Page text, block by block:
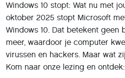
Windows 10 stopt: Wat nu met
oktober 2025 stopt Microsoft
Windows 10. Dat betekent geen
meer, waardoor je computer
virussen en hackers. Maar wat
Kom naar onze lezing en ontdek: